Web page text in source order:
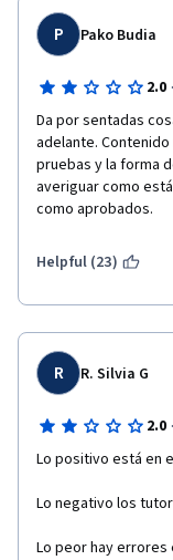
P Pako Budia
2.0 ·
Da por sentadas
adelante.
pruebas y la forma
averiguar como
como aprobados.
Helpful (23)
R R. Silvia G
2.0 ·
Lo positivo está en
Lo negativo los
Lo peor hay